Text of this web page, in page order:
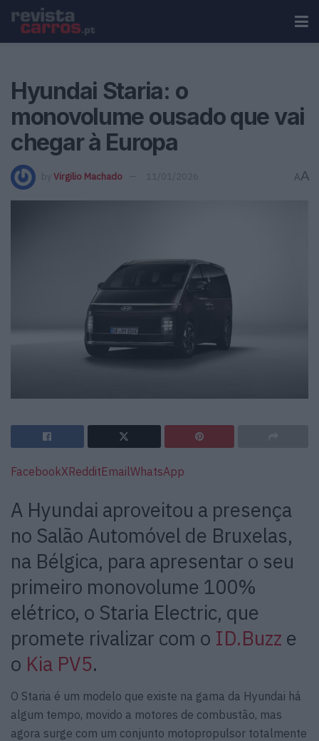
Hyundai Staria: o
monovolume ousado que vai
chegar à Europa
by Virgilio Machado 11/01/2026 AA
FacebookXRedditEmailWhatsApp
A Hyundai aproveitou a presença
no Salão Automóvel de Bruxelas,
na Bélgica, para apresentar o seu
primeiro monovolume 100%
elétrico, o Staria Electric, que
promete rivalizar com o ID.Buzz e
o Kia PV5.
O Staria é um modelo que existe na gama da Hyundai há
algum tempo, movido a motores de combustão, mas
agora surge com um conjunto motopropulsor totalmente